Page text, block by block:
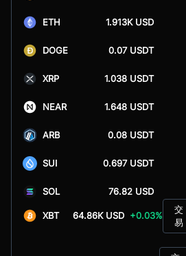
ETH 1.913K USD
DOGE 0.07 USDT
XRP 1.038 USDT
NEAR 1.648 USDT
ARB 0.08 USDT
SUI 0.697 USDT
SOL 76.82 USD
XBT 64.86K USD +0.03%
交
易